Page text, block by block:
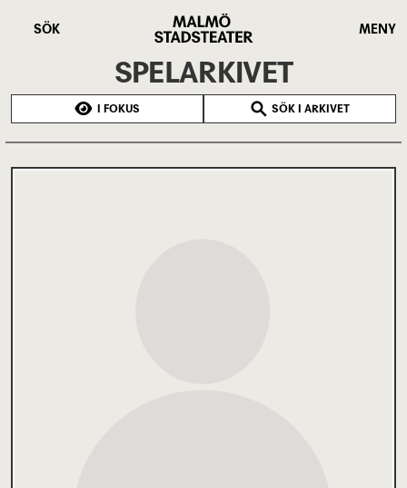
SÖK
Stadsteater
MENY
SPELARKIVET
I FOKUS SÖK I ARKIVET